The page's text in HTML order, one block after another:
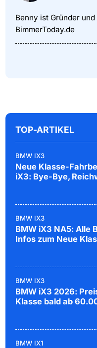
Benny ist Gründer
BimmerToday.de
TOP-ARTIKEL
BMW IX3
Neue Klasse-
iX3: Bye-Bye,
BMW IX3
BMW iX3 NA5: Alle
Infos zum Neue
BMW IX3
BMW iX3 2026:
Klasse bald ab
BMW IX1